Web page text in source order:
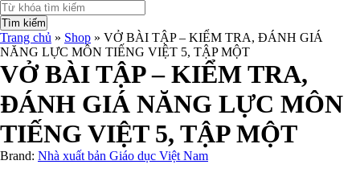
Tìm kiếm
Trang chủ » Shop » VỞ BÀI TẬP – KIỂM TRA, ĐÁNH GIÁ
NĂNG LỰC MÔN TIẾNG VIỆT 5, TẬP MỘT
VỞ BÀI TẬP – KIỂM TRA,
ĐÁNH GIÁ NĂNG LỰC MÔN
TIẾNG VIỆT 5, TẬP MỘT
Brand: Nhà xuất bản Giáo dục Việt Nam